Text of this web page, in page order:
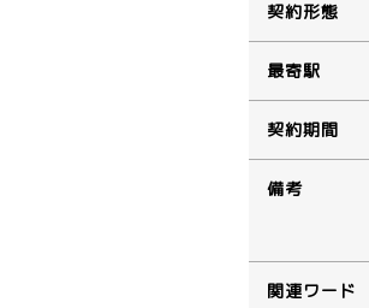
契約形態
最寄駅
契約期間
備考
関連ワード